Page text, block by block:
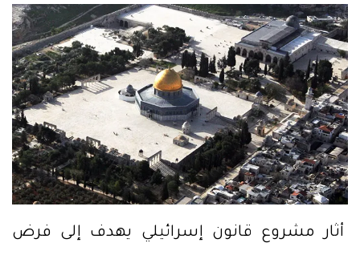
أثار مشروع قانون إسرائيلي يهدف إلى فرض